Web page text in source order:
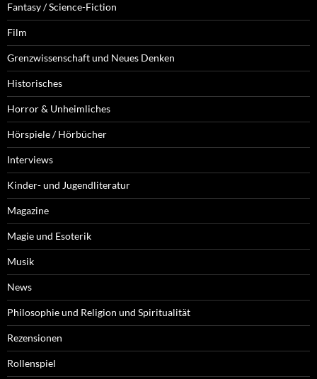
Fantasy / Science-Fiction
Film
Grenzwissenschaft und Neues Denken
Historisches
Horror & Unheimliches
Hörspiele / Hörbücher
Interviews
Kinder- und Jugendliteratur
Magazine
Magie und Esoterik
Musik
News
Philosophie und Religion und Spiritualität
Rezensionen
Rollenspiel